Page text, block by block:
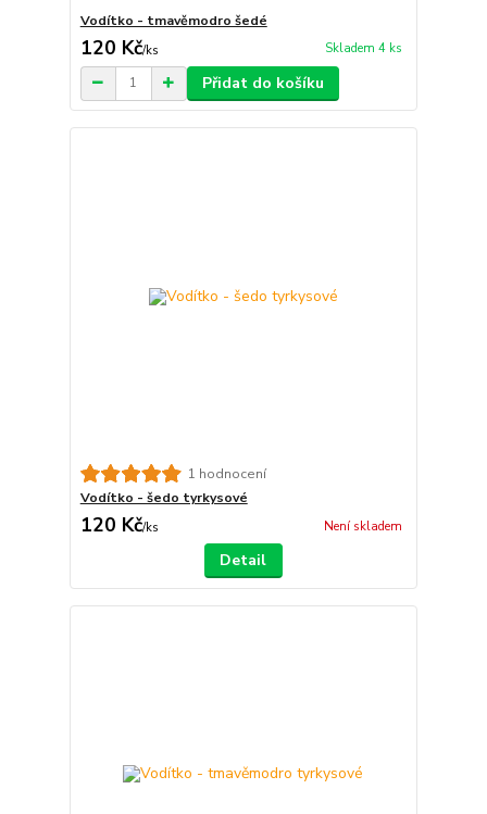
Vodítko - tmavěmodro šedé
120 Kč/ks Skladem 4 ks
Přidat do košíku
1 hodnocení
Vodítko - šedo tyrkysové
120 Kč/ks Není skladem
Detail